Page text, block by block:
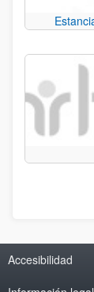
Accesibilidad